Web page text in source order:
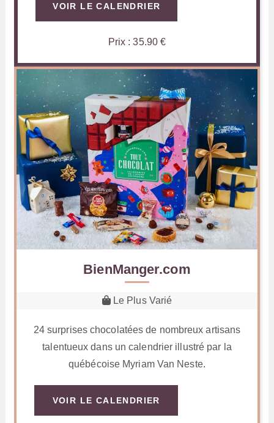
BienManger.com
Le Plus Varié
24 surprises chocolatées de nombreux artisans
talentueux dans un calendrier illustré par la
québécoise Myriam Van Neste.
VOIR LE CALENDRIER
VOIR LE CALENDRIER
Prix : 35.90 €